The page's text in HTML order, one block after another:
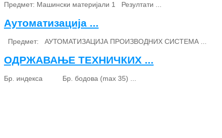
Предмет: Машински материјали 1 Резултати ...
Аутоматизација ...
Предмет: АУТОМАТИЗАЦИЈА ПРОИЗВОДНИХ СИСТЕМА ...
ОДРЖАВАЊЕ ТЕХНИЧКИХ ...
Бр. индекса Бр. бодова (max 35) ...